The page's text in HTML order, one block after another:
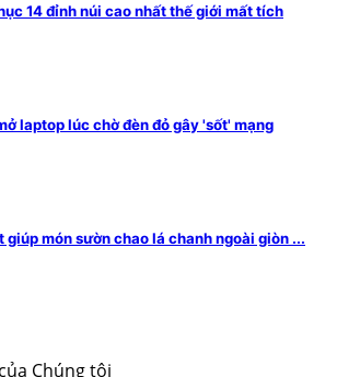
14 đỉnh núi cao nhất thế giới mất tích
laptop lúc chờ đèn đỏ gây 'sốt' mạng
giúp món sườn chao lá chanh ngoài giòn ...
Chúng tôi